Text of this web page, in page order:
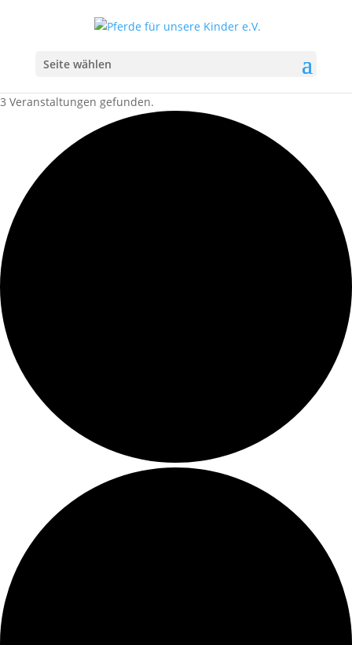
Seite wählen
3 Veranstaltungen gefunden.